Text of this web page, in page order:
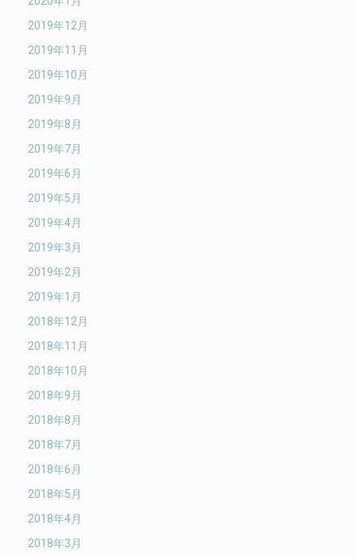
2019年12月
2019年11月
2019年10月
2019年9月
2019年8月
2019年7月
2019年6月
2019年5月
2019年4月
2019年3月
2019年2月
2019年1月
2018年12月
2018年11月
2018年10月
2018年9月
2018年8月
2018年7月
2018年6月
2018年5月
2018年4月
2018年3月